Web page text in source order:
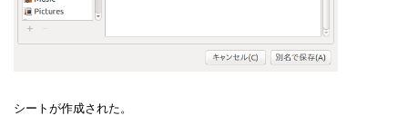
シートが作成された。